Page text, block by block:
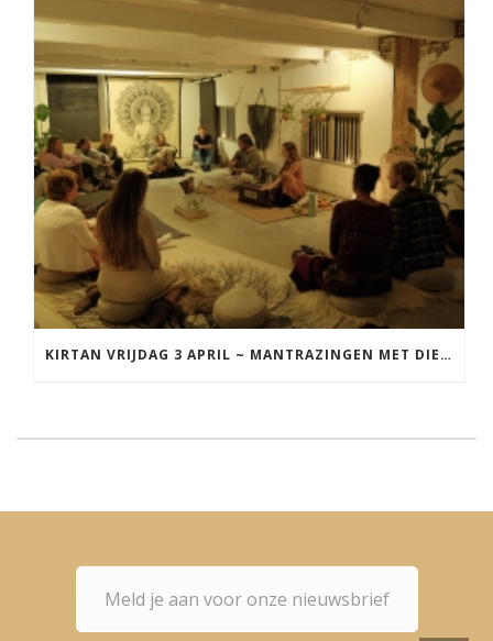
KIRTAN VRIJDAG 3 APRIL ~ MANTRAZINGEN MET DIEDERICK IN LEEUWARDEN
Meld je aan voor onze nieuwsbrief